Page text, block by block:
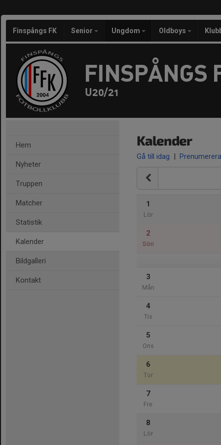
Finspångs FK Senior Ungdom Oldboys
FINSPÅNGS
U20/21
Hem
Nyheter
Truppen
Matcher
Statistik
Kalender
Bildgalleri
Kontakt
Kalender
Gå till idag | Prenumerera
1
Lör
2
Sön
3
Mån
4
Tis
5
Ons
6
Tor
7
Fre
8
Lör